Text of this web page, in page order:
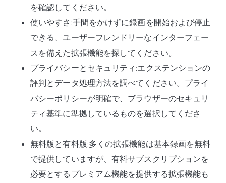
を確認してください。
使いやすさ:手間をかけずに録画を開始および停止
できる、ユーザーフレンドリーなインターフェー
スを備えた拡張機能を探してください。
プライバシーとセキュリティ:エクステンションの
評判とデータ処理方法を調べてください。プライ
バシーポリシーが明確で、ブラウザーのセキュリ
ティ基準に準拠しているものを選択してくださ
い。
無料版と有料版:多くの拡張機能は基本録画を無料
で提供していますが、有料サブスクリプションを
必要とするプレミアム機能を提供する拡張機能も